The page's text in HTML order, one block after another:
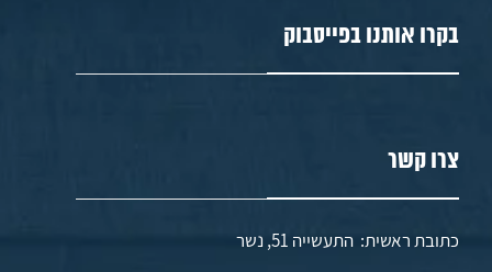
בקרו אותנו בפייסבוק
צרו קשר
כתובת ראשית: התעשייה 51, נשר